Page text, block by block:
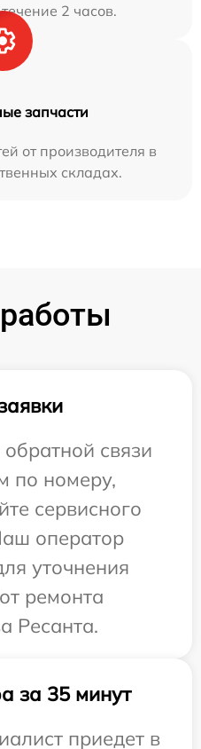
2 часов.
запчасти
от производителя в
складах.
связи
по номеру,
сервисного
оператор
уточнения
ремонта
Ресанта.
за 35 минут
приедет в